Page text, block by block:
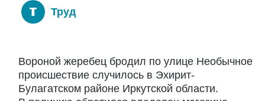
Труд
Вороной жеребец бродил по улице Необычное
происшествие случилось в Эхирит-
Булагатском районе Иркутской области.